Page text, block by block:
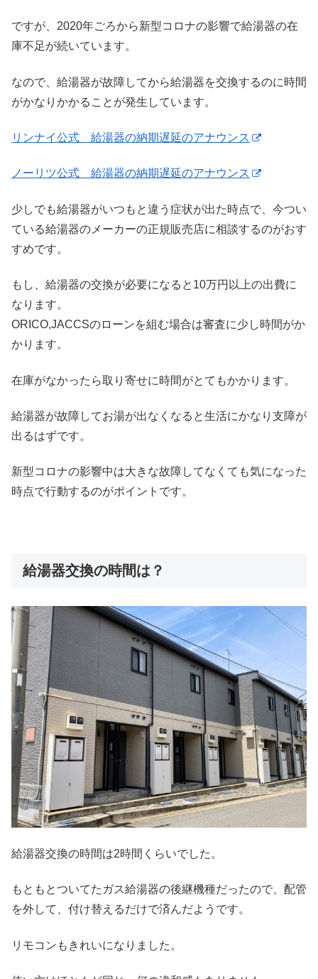
ですが、2020年ごろから新型コロナの影響で給湯器の在
庫不足が続いています。
なので、給湯器が故障してから給湯器を交換するのに時間
がかなりかかることが発生しています。
リンナイ公式 給湯器の納期遅延のアナウンス
ノーリツ公式 給湯器の納期遅延のアナウンス
少しでも給湯器がいつもと違う症状が出た時点で、今つい
ている給湯器のメーカーの正規販売店に相談するのがおす
すめです。
もし、給湯器の交換が必要になると10万円以上の出費に
なります。
ORICO,JACCSのローンを組む場合は審査に少し時間がか
かります。
在庫がなかったら取り寄せに時間がとてもかかります。
給湯器が故障してお湯が出なくなると生活にかなり支障が
出るはずです。
新型コロナの影響中は大きな故障してなくても気になった
時点で行動するのがポイントです。
給湯器交換の時間は？
給湯器交換の時間は2時間くらいでした。
もともとついてたガス給湯器の後継機種だったので、配管
を外して、付け替えるだけで済んだようです。
リモコンもきれいになりました。